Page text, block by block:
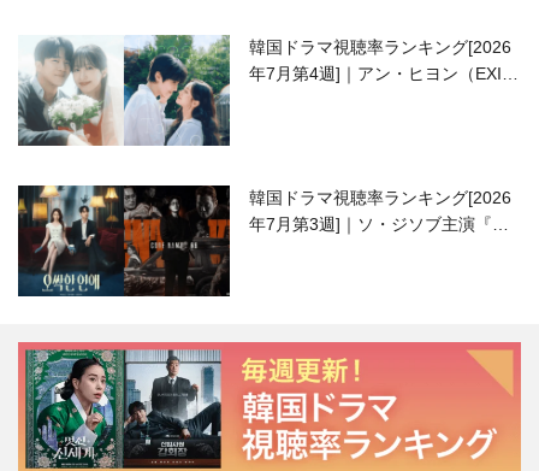
韓国ドラマ視聴率ランキング[2026
年7月第4週]｜アン・ヒヨン（EXID
韓国ドラマ視聴率ランキング[2026
年7月第3週]｜ソ・ジソブ主演『エ